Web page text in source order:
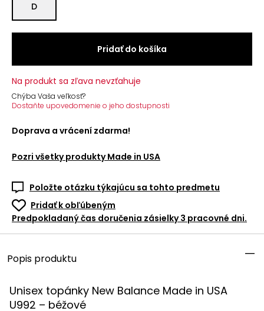
D
Pridať do košíka
Na produkt sa zľava nevzťahuje
Chýba Vaša veľkosť?
Dostaňte upovedomenie o jeho dostupnosti
Doprava a vrácení zdarma!
Pozri všetky produkty Made in USA
Položte otázku týkajúcu sa tohto predmetu
Pridať k obľúbeným
Predpokladaný čas doručenia zásielky 3 pracovné dni.
Popis produktu
Unisex topánky New Balance Made in USA
U992 – béžové